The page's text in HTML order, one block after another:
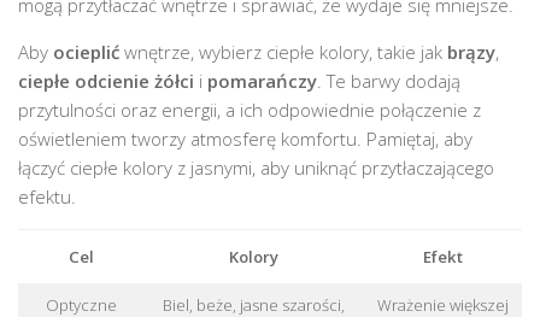
Aby ocieplić wnętrze, wybierz ciepłe kolory, takie jak brązy,
ciepłe odcienie żółci i pomarańczy . Te barwy dodają
przytulności oraz energii, a ich odpowiednie połączenie z
oświetleniem tworzy atmosferę komfortu. Pamiętaj, aby
łączyć ciepłe kolory z jasnymi, aby uniknąć przytłaczającego
efektu.
Cel Kolory Efekt
Optyczne
Biel, beże, jasne szarości,
Wrażenie większej